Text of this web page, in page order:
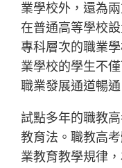
業學校外，還為
在普通高等學校
專科層次的職業
業學校的學生不
職業發展通道暢通
試點多年的職教
教育法。職教高
業教育教學規律